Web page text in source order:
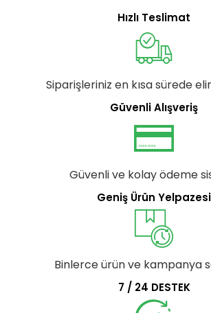
Hızlı Teslimat
Siparişleriniz en kısa sürede
Güvenli Alışveriş
Güvenli ve kolay ödeme
Geniş Ürün Yelpazesi
Binlerce ürün ve kampanya
7 / 24 DESTEK